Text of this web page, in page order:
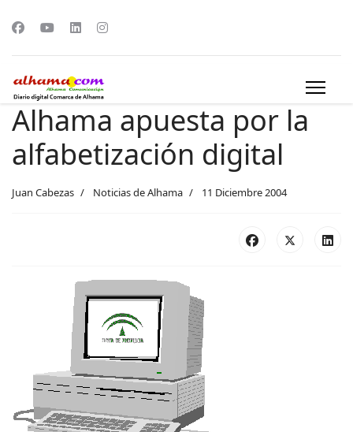
Alhama apuesta por la
alfabetización digital
Juan Cabezas Noticias de Alhama 11 Diciembre 2004